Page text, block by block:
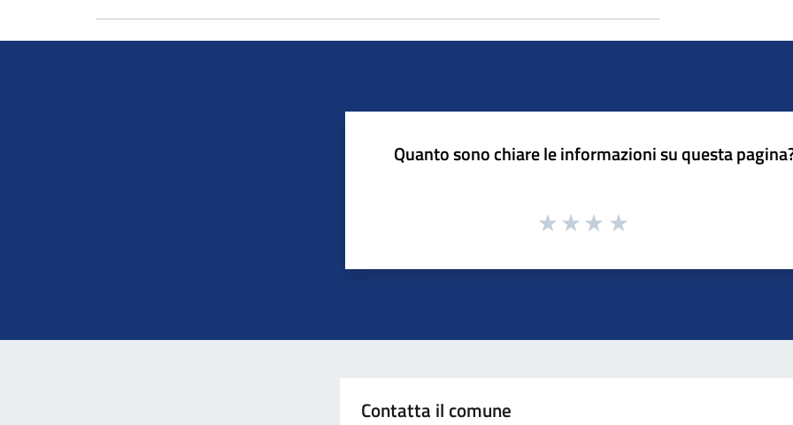
Quanto sono chiare le informazioni su questa
Contatta il comune